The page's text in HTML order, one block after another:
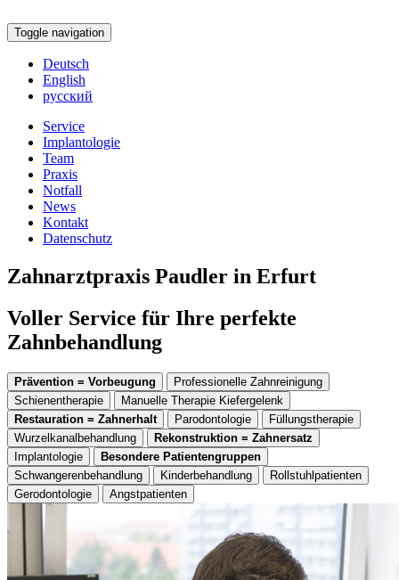
Toggle navigation
Deutsch
English
русский
Service
Implantologie
Team
Praxis
Notfall
News
Kontakt
Datenschutz
Zahnarztpraxis Paudler in Erfurt
Voller Service für Ihre perfekte
Zahnbehandlung
Prävention = Vorbeugung
Professionelle Zahnreinigung
Schienentherapie
Manuelle Therapie Kiefergelenk
Restauration = Zahnerhalt
Parodontologie
Füllungstherapie
Wurzelkanalbehandlung
Rekonstruktion = Zahnersatz
Implantologie
Besondere Patientengruppen
Schwangerenbehandlung
Kinderbehandlung
Rollstuhlpatienten
Gerodontologie
Angstpatienten